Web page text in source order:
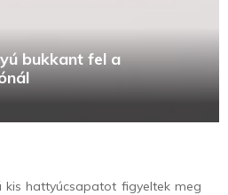
bukkant fel a
hattyúcsapatot figyeltek meg